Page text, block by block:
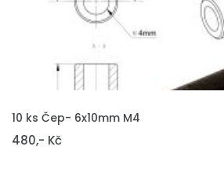
VLOŽIT DO KOŠÍKU
10 ks Čep- 6x10mm M4
480,- Kč